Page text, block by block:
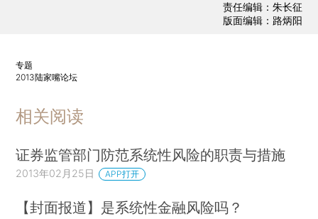
责任编辑：朱长征
版面编辑：路炳阳
专题
2013陆家嘴论坛
相关阅读
证券监管部门防范系统性风险的职责与措施
2013年02月25日 APP打开
【封面报道】是系统性金融风险吗？